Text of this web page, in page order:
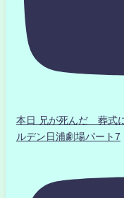
本日 兄が死んだ 葬式
ルデン日浦劇場パート7